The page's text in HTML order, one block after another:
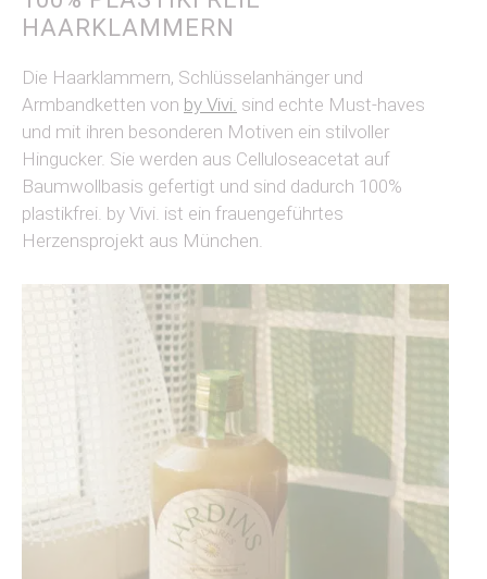
HAARKLAMMERN
Die Haarklammern, Schlüsselanhänger und
Armbandketten von by Vivi. sind echte Must-haves
und mit ihren besonderen Motiven ein stilvoller
Hingucker. Sie werden aus Celluloseacetat auf
Baumwollbasis gefertigt und sind dadurch 100%
plastikfrei. by Vivi. ist ein frauengeführtes
Herzensprojekt aus München.